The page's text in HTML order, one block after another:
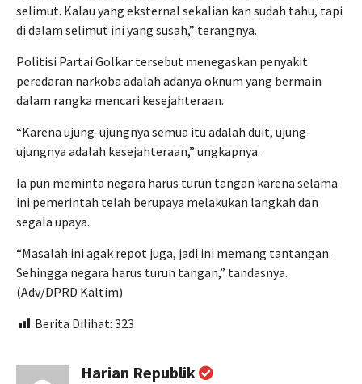
selimut. Kalau yang eksternal sekalian kan sudah tahu, tapi
di dalam selimut ini yang susah,” terangnya.
Politisi Partai Golkar tersebut menegaskan penyakit
peredaran narkoba adalah adanya oknum yang bermain
dalam rangka mencari kesejahteraan.
“Karena ujung-ujungnya semua itu adalah duit, ujung-
ujungnya adalah kesejahteraan,” ungkapnya.
Ia pun meminta negara harus turun tangan karena selama
ini pemerintah telah berupaya melakukan langkah dan
segala upaya.
“Masalah ini agak repot juga, jadi ini memang tantangan.
Sehingga negara harus turun tangan,” tandasnya.
(Adv/DPRD Kaltim)
Berita Dilihat: 323
Harian Republik